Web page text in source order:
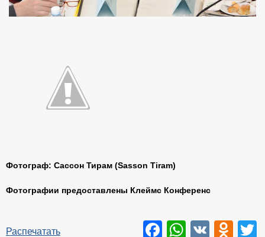
Фотограф: Сассон Тирам (Sasson Tiram)
Фотографии предоставлены Клеймс Конференс
Распечатать Facebook
VK